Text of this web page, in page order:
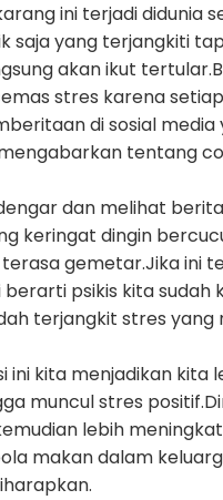
ini terjadi didunia
saja yang terjangkiti
akan ikut
stres karena
di sosial media
tentang
dan melihat
keringat dingin
gemetar.Jika ini
psikis kita sudah
terjangkit stres yang
ini kita menjadikan kita
muncul stres
lebih
makan dalam